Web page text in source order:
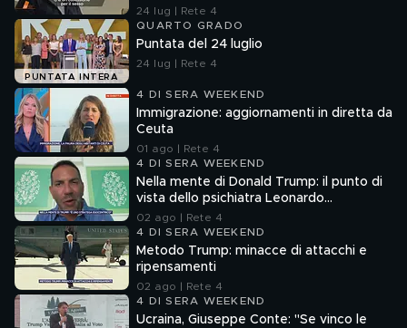
24 lug | Rete 4
PUNTATA INTERA
QUARTO GRADO
Puntata del 24 luglio
24 lug | Rete 4
4 DI SERA WEEKEND
Immigrazione: aggiornamenti in diretta da
Ceuta
01 ago | Rete 4
4 DI SERA WEEKEND
Nella mente di Donald Trump: il punto di
vista dello psichiatra Leonardo
Mendolicchio
02 ago | Rete 4
4 DI SERA WEEKEND
Metodo Trump: minacce di attacchi e
ripensamenti
02 ago | Rete 4
4 DI SERA WEEKEND
Ucraina, Giuseppe Conte: "Se vinco le